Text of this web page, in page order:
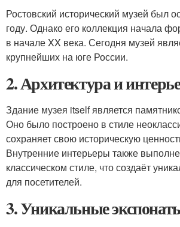
Ростовский исторический музей был
году. Однако его коллекция начала
в начале XX века. Сегодня музей
крупнейших на юге России.
2. Архитектура и
Здание музея itself является
Оно было построено в стиле
сохраняет свою историческую
Внутренние интерьеры также
классическом стиле, что создаёт
для посетителей.
3. Уникальные